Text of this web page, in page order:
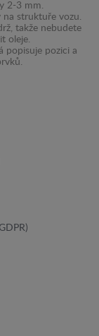
2-3 mm.
na struktuře vozu.
takže nebudete
oleje.
popisuje pozici a